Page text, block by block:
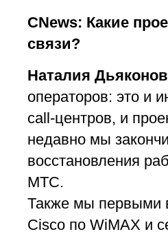
CNews: Какие
связи?
Наталия
операторов: это и
call-центров, и
недавно мы
восстановления
МТС.
Также мы первыми
Cisco по WiMAX и